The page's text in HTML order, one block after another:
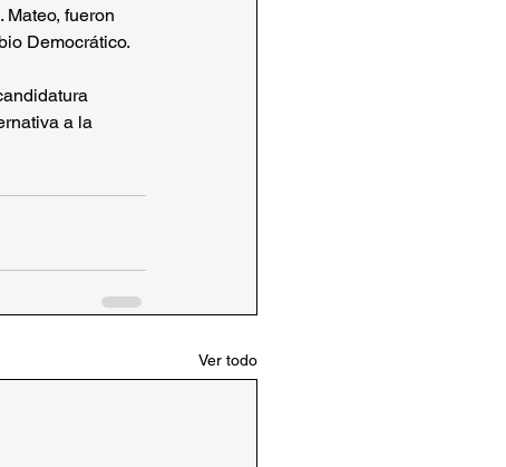
fueron
Democrático.
a la
Ver todo